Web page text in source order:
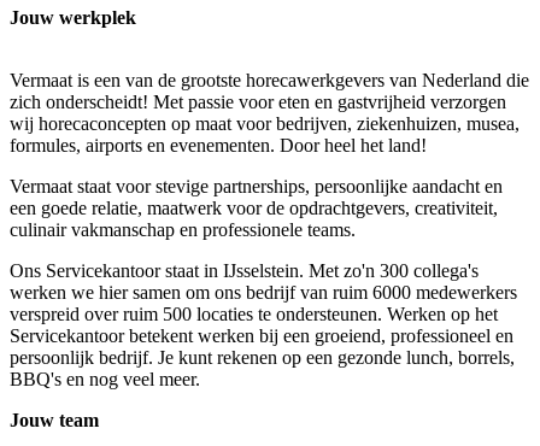
Jouw werkplek
Vermaat is een van de grootste horecawerkgevers van Nederland die
zich onderscheidt! Met passie voor eten en gastvrijheid verzorgen
wij horecaconcepten op maat voor bedrijven, ziekenhuizen, musea,
formules, airports en evenementen. Door heel het land!
Vermaat staat voor stevige partnerships, persoonlijke aandacht en
een goede relatie, maatwerk voor de opdrachtgevers, creativiteit,
culinair vakmanschap en professionele teams.
Ons Servicekantoor staat in IJsselstein. Met zo'n 300 collega's
werken we hier samen om ons bedrijf van ruim 6000 medewerkers
verspreid over ruim 500 locaties te ondersteunen. Werken op het
Servicekantoor betekent werken bij een groeiend, professioneel en
persoonlijk bedrijf. Je kunt rekenen op een gezonde lunch, borrels,
BBQ's en nog veel meer.
Jouw team